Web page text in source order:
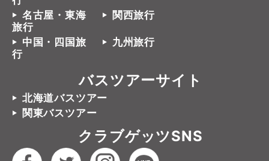
名古屋・東海
旅行
関西旅行
中国・四国旅
行
九州旅行
バスツアーサイト
北海道バスツアー
関東バスツアー
クラブゲッツSNS